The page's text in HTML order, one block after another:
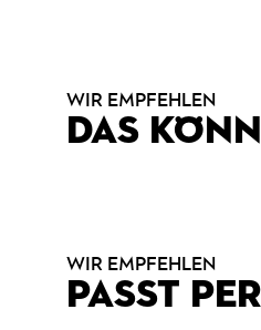
WIR EMPFEHLEN
DAS
WIR EMPFEHLEN
PASST